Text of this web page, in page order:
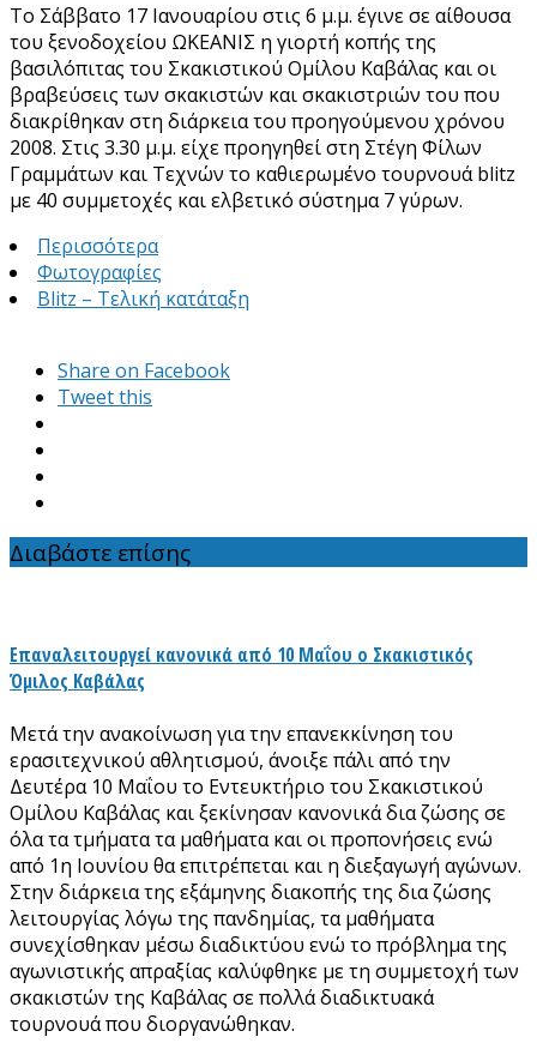
Το Σάββατο 17 Ιανουαρίου στις 6 μ.μ. έγινε σε αίθουσα
του ξενοδοχείου ΩΚΕΑΝΙΣ η γιορτή κοπής της
βασιλόπιτας του Σκακιστικού Ομίλου Καβάλας και οι
βραβεύσεις των σκακιστών και σκακιστριών του που
διακρίθηκαν στη διάρκεια του προηγούμενου χρόνου
2008. Στις 3.30 μ.μ. είχε προηγηθεί στη Στέγη Φίλων
Γραμμάτων και Τεχνών το καθιερωμένο τουρνουά blitz
με 40 συμμετοχές και ελβετικό σύστημα 7 γύρων.
Περισσότερα
Φωτογραφίες
Blitz – Τελική κατάταξη
Share on Facebook
Tweet this
Διαβάστε επίσης
Επαναλειτουργεί κανονικά από 10 Μαΐου ο Σκακιστικός
Όμιλος Καβάλας
Μετά την ανακοίνωση για την επανεκκίνηση του
ερασιτεχνικού αθλητισμού, άνοιξε πάλι από την
Δευτέρα 10 Μαΐου το Εντευκτήριο του Σκακιστικού
Ομίλου Καβάλας και ξεκίνησαν κανονικά δια ζώσης σε
όλα τα τμήματα τα μαθήματα και οι προπονήσεις ενώ
από 1η Ιουνίου θα επιτρέπεται και η διεξαγωγή αγώνων.
Στην διάρκεια της εξάμηνης διακοπής της δια ζώσης
λειτουργίας λόγω της πανδημίας, τα μαθήματα
συνεχίσθηκαν μέσω διαδικτύου ενώ το πρόβλημα της
αγωνιστικής απραξίας καλύφθηκε με τη συμμετοχή των
σκακιστών της Καβάλας σε πολλά διαδικτυακά
τουρνουά που διοργανώθηκαν.